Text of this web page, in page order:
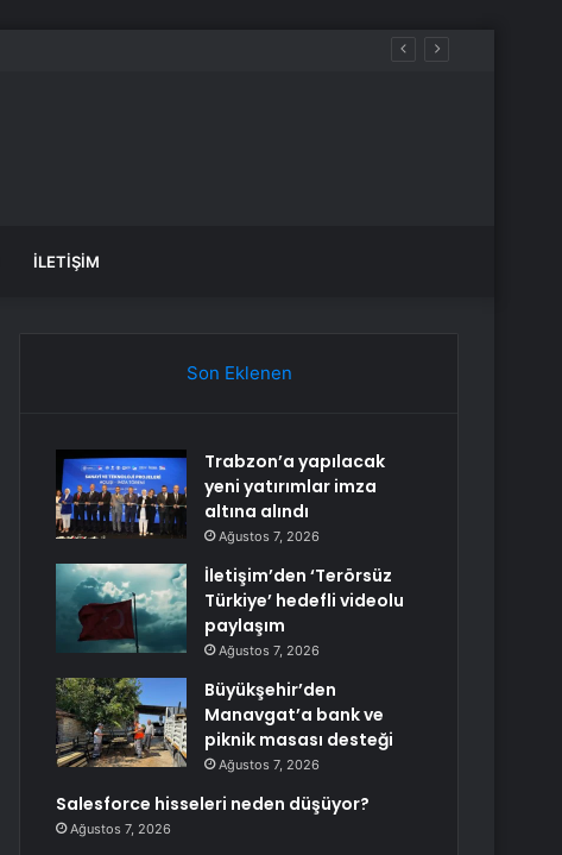
İLETIŞIM
Son Eklenen
Trabzon’a yapılacak
yeni yatırımlar imza
altına alındı
Ağustos 7, 2026
İletişim’den ‘Terörsüz
Türkiye’ hedefli videolu
paylaşım
Ağustos 7, 2026
Büyükşehir’den
Manavgat’a bank ve
piknik masası desteği
Ağustos 7, 2026
Salesforce hisseleri neden düşüyor?
Ağustos 7, 2026